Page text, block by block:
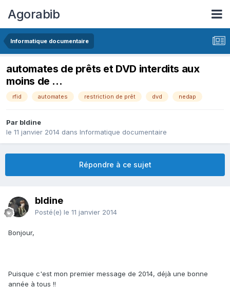
Agorabib
Informatique documentaire
automates de prêts et DVD interdits aux
moins de ...
rfid automates restriction de prêt dvd nedap
Par bldine
le 11 janvier 2014 dans Informatique documentaire
Répondre à ce sujet
bldine
Posté(e) le 11 janvier 2014
Bonjour,
Puisque c'est mon premier message de 2014, déjà une bonne
année à tous !!